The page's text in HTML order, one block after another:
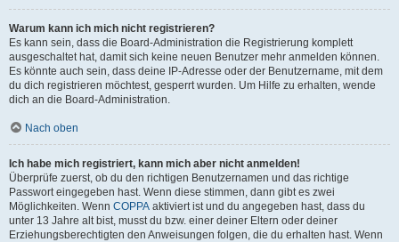
Warum kann ich mich nicht registrieren?
Es kann sein, dass die Board-Administration die Registrierung komplett
ausgeschaltet hat, damit sich keine neuen Benutzer mehr anmelden können.
Es könnte auch sein, dass deine IP-Adresse oder der Benutzername, mit dem
du dich registrieren möchtest, gesperrt wurden. Um Hilfe zu erhalten, wende
dich an die Board-Administration.
Nach oben
Ich habe mich registriert, kann mich aber nicht anmelden!
Überprüfe zuerst, ob du den richtigen Benutzernamen und das richtige
Passwort eingegeben hast. Wenn diese stimmen, dann gibt es zwei
Möglichkeiten. Wenn COPPA aktiviert ist und du angegeben hast, dass du
unter 13 Jahre alt bist, musst du bzw. einer deiner Eltern oder deiner
Erziehungsberechtigten den Anweisungen folgen, die du erhalten hast. Wenn